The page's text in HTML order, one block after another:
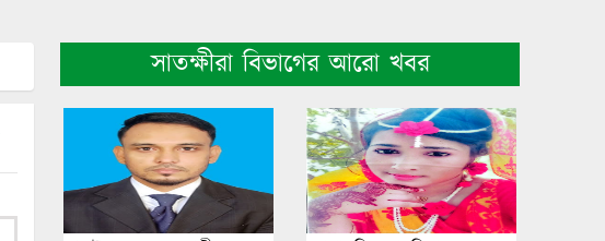
সাতক্ষীরা বিভাগের আরো খবর